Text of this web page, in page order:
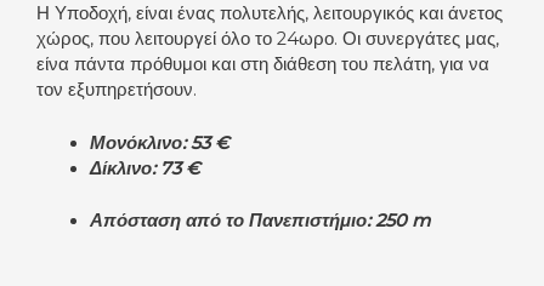
Η Υποδοχή, είναι ένας πολυτελής, λειτουργικός και άνετος
χώρος, που λειτουργεί όλο το 24ωρο. Οι συνεργάτες μας,
είνα πάντα πρόθυμοι και στη διάθεση του πελάτη, για να
τον εξυπηρετήσουν.
Μονόκλινο: 53 €
Δίκλινο: 73 €
Απόσταση από το Πανεπιστήμιο: 250 m